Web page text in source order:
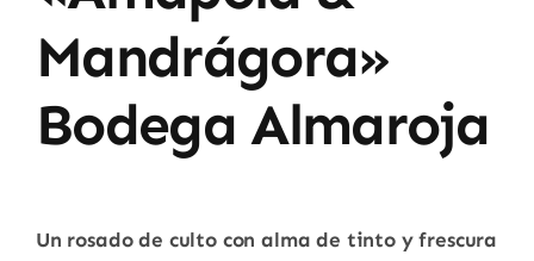
Mandrágora»
Bodega Almaroja
Un rosado de culto con alma de tinto y frescura